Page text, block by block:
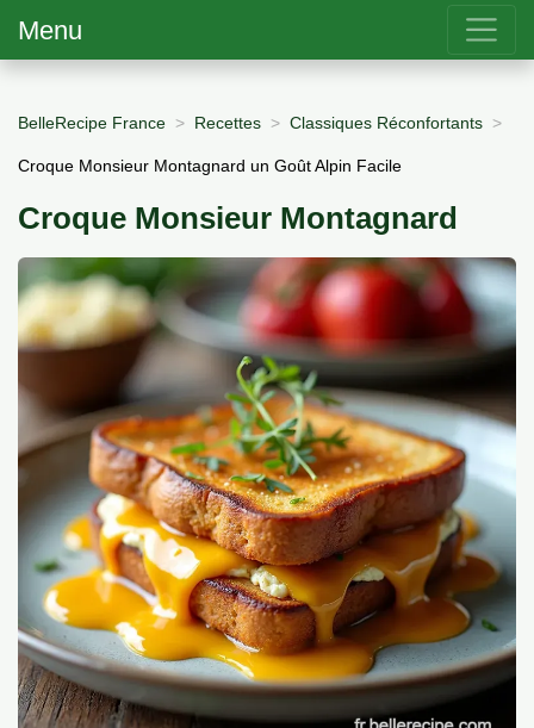
Menu
BelleRecipe France Recettes Classiques Réconfortants
Croque Monsieur Montagnard un Goût Alpin Facile
Croque Monsieur Montagnard